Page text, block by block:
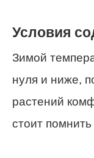
Условия
Зимой
нуля и ниже,
растений
стоит